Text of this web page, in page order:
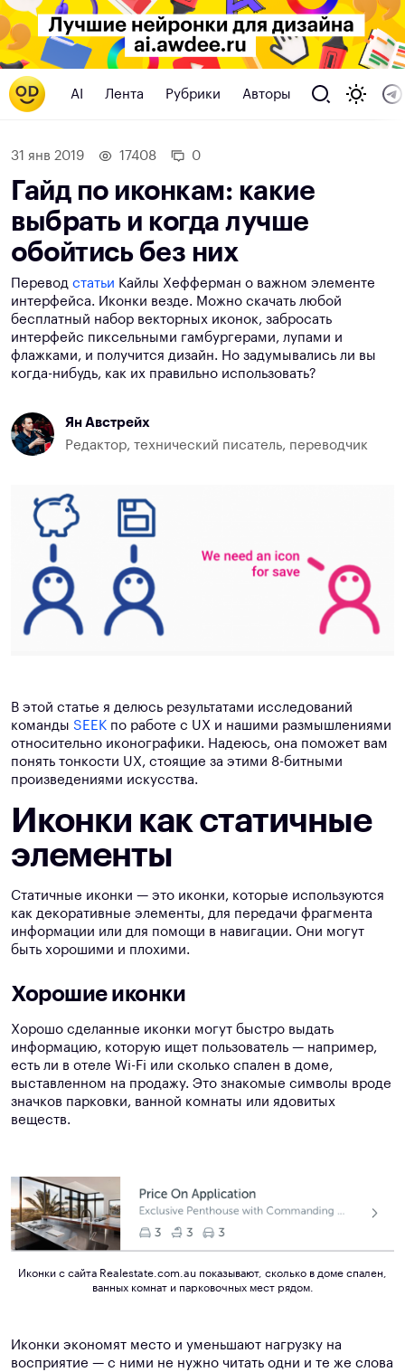
AI Лента Рубрики Авторы
31 янв 2019 17408 0
Гайд по иконкам: какие
выбрать и когда лучше
обойтись без них
Перевод статьи Кайлы Хефферман о важном элементе
интерфейса. Иконки везде. Можно скачать любой
бесплатный набор векторных иконок, забросать
интерфейс пиксельными гамбургерами, лупами и
флажками, и получится дизайн. Но задумывались ли вы
когда-нибудь, как их правильно использовать?
Ян Австрейх
Редактор, технический писатель, переводчик
В этой статье я делюсь результатами исследований
команды SEEK по работе с UX и нашими размышлениями
относительно иконографики. Надеюсь, она поможет вам
понять тонкости UX, стоящие за этими 8-битными
произведениями искусства.
Иконки как статичные
элементы
Статичные иконки — это иконки, которые используются
как декоративные элементы, для передачи фрагмента
информации или для помощи в навигации. Они могут
быть хорошими и плохими.
Хорошие иконки
Хорошо сделанные иконки могут быстро выдать
информацию, которую ищет пользователь — например,
есть ли в отеле Wi-Fi или сколько спален в доме,
выставленном на продажу. Это знакомые символы вроде
значков парковки, ванной комнаты или ядовитых
веществ.
Иконки с сайта Realestate.com.au показывают, сколько в доме спален,
ванных комнат и парковочных мест рядом.
Иконки экономят место и уменьшают нагрузку на
восприятие — с ними не нужно читать одни и те же слова